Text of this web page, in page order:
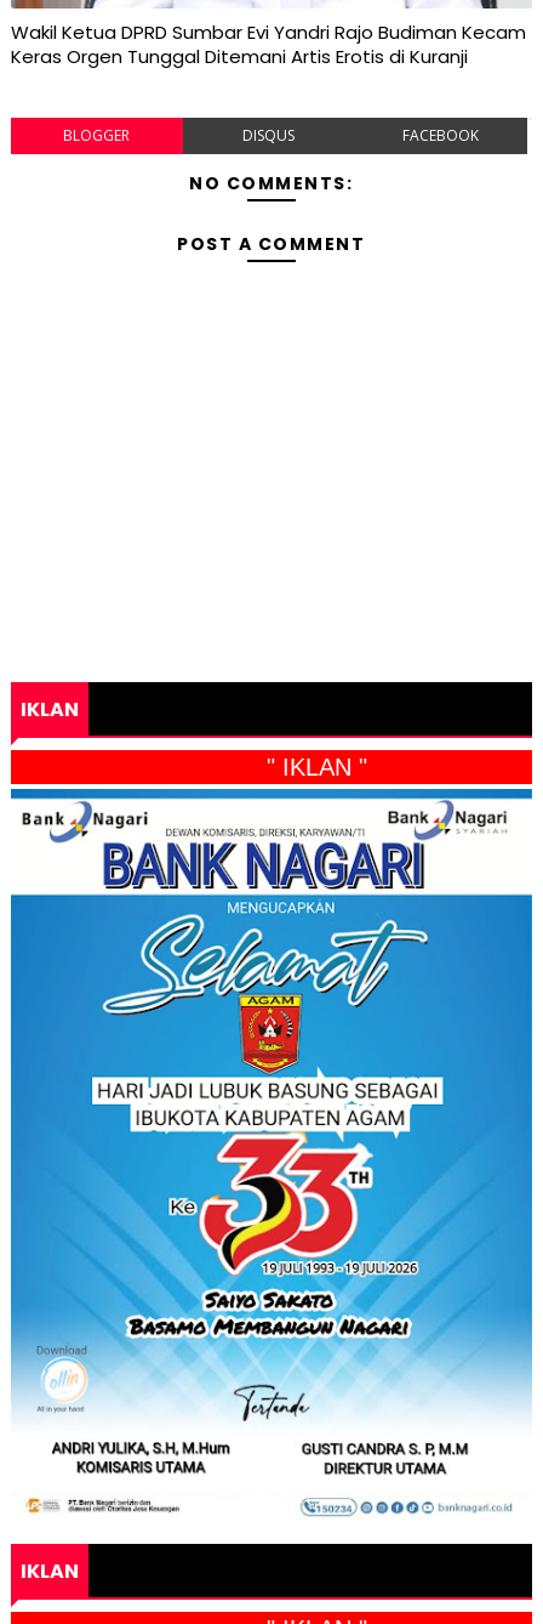
Wakil Ketua DPRD Sumbar Evi Yandri Rajo Budiman Kecam
Keras Orgen Tunggal Ditemani Artis Erotis di Kuranji
BLOGGER DISQUS FACEBOOK
NO COMMENTS:
POST A COMMENT
IKLAN
" IKLAN "
IKLAN